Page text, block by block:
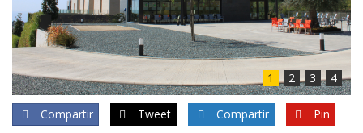
1 2 3 4
Compartir Tweet Compartir
Pin